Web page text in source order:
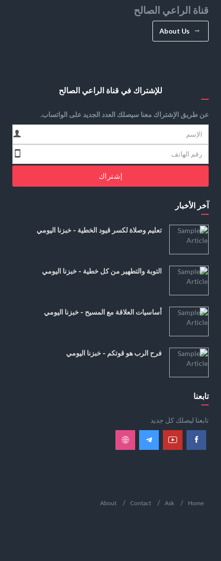
قناة الراعي الصالح
About Us
للإشتراك في قناة الراعي الصالح
عن طريق الإشتراك معنا سيصلك العدد الجديد على الواتساب.
إشتراك
آخر الأخبار
تعليم وصلاة لكسر قيود الخطية - خبزنا اليومي
التوبة والتطهير من كل خطية - خبزنا اليومي
أساسيات العلاقة مع المسيح - خبزنا اليومي
فرح الرب هو قوتكم - خبزنا اليومي
تابعنا
تابعنا ليصلك كل جديد
Home
Ask
Contact
About